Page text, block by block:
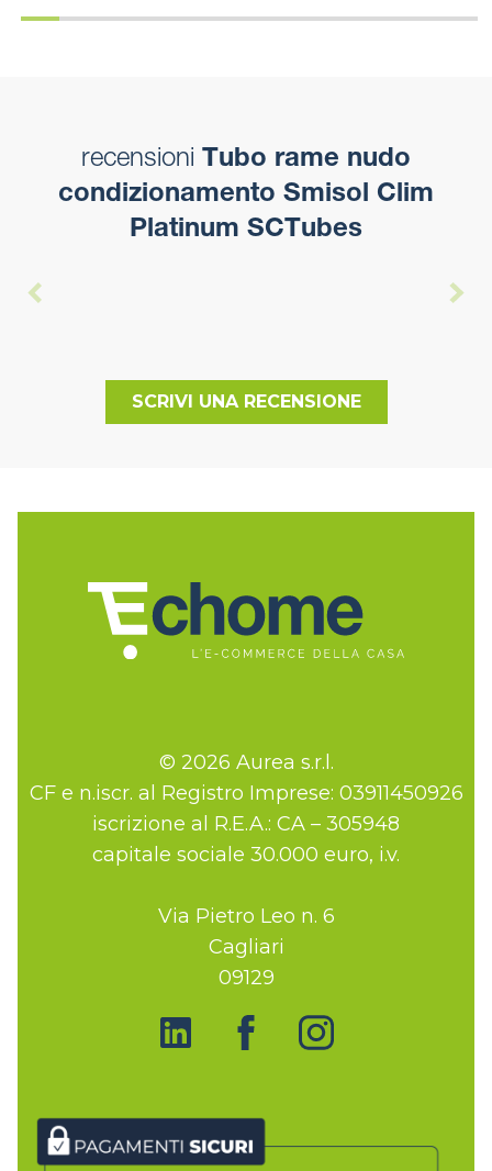
recensioni Tubo rame nudo
condizionamento Smisol Clim
Platinum SCTubes
SCRIVI UNA RECENSIONE
© 2026 Aurea s.r.l.
CF e n.iscr. al Registro Imprese: 03911450926
iscrizione al R.E.A.: CA – 305948
capitale sociale 30.000 euro, i.v.
Via Pietro Leo n. 6
Cagliari
09129